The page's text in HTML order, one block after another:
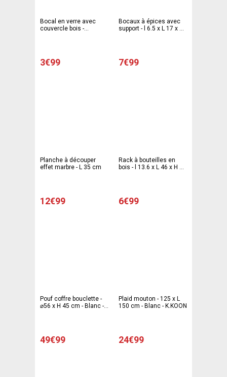
Bocal en verre avec
couvercle bois -
3€99
Bocaux à épices avec
support - l 6.5 x L 17 x H
7€99
Planche à découper
effet marbre - L 35 cm
12€99
Rack à bouteilles en
bois - l 13.6 x L 46 x H 32
6€99
Pouf coffre bouclette -
⌀56 x H 45 cm - Blanc -
49€99
Plaid mouton - 125 x L
150 cm - Blanc - K.KOON
24€99